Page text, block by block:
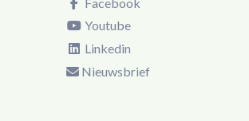
Youtube
Linkedin
Nieuwsbrief